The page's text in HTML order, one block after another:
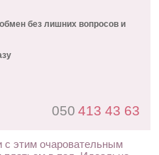
без лишних вопросов и
050 413 43 63
с этим очаровательным